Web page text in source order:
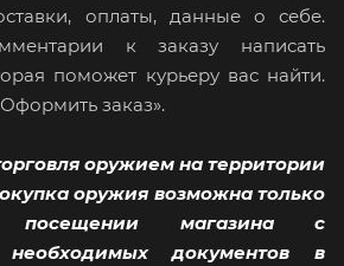
оплаты, данные о себе.
к заказу написать
поможет курьеру вас найти.
заказ».
оружием на территории
оружия возможна только
магазина с
необходимых документов в